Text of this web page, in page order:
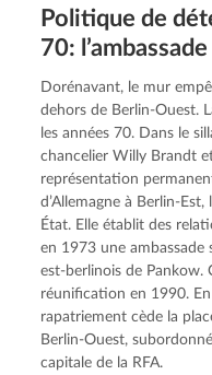
Politique de
70:
Dorénavant, le mur
dehors de Berlin-Ouest.
les années 70. Dans le
chancelier Willy Brandt
représentation
d’Allemagne à Berlin-
État. Elle établit des
en 1973 une ambassade
est-berlinois de Pankow.
réunification en 1990.
rapatriement cède la
Berlin-Ouest,
capitale de la RFA.